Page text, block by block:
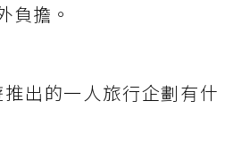
負擔。
出的一人旅行企劃有什